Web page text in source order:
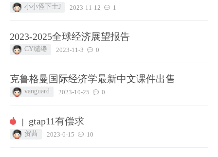
小小怪下士J 2023-11-12 1
2023-2025全球经济展望报告
CY缱绻 2023-11-3 0
克鲁格曼国际经济学最新中文课件出售
vanguard 2023-10-25 0
| gtap11有偿求
贺茜 2023-6-15 10